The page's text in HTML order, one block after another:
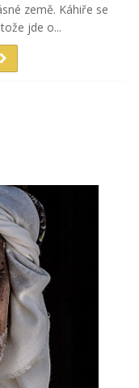
země. Káhiře se
jde o...